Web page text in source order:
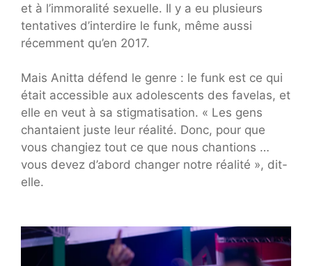
et à l’immoralité sexuelle. Il y a eu plusieurs
tentatives d’interdire le funk, même aussi
récemment qu’en 2017.
Mais Anitta défend le genre : le funk est ce qui
était accessible aux adolescents des favelas, et
elle en veut à sa stigmatisation. « Les gens
chantaient juste leur réalité. Donc, pour que
vous changiez tout ce que nous chantions …
vous devez d’abord changer notre réalité », dit-
elle.